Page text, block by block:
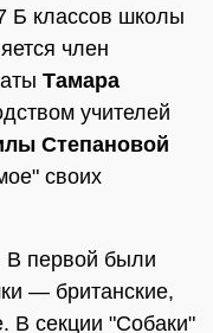
Б классов школы
член
Тамара
учителей
Степановой
своих
В первой были
— британские,
В секции "Собаки"